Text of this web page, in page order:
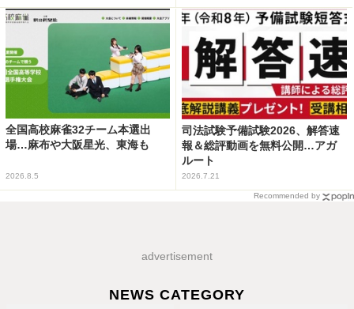
全国高校麻雀32チーム本選出
場…麻布や大阪星光、東海も
2026.8.5
司法試験予備試験2026、解答速
報＆総評動画を無料公開…アガ
ルート
2026.7.21
Recommended by
advertisement
NEWS CATEGORY